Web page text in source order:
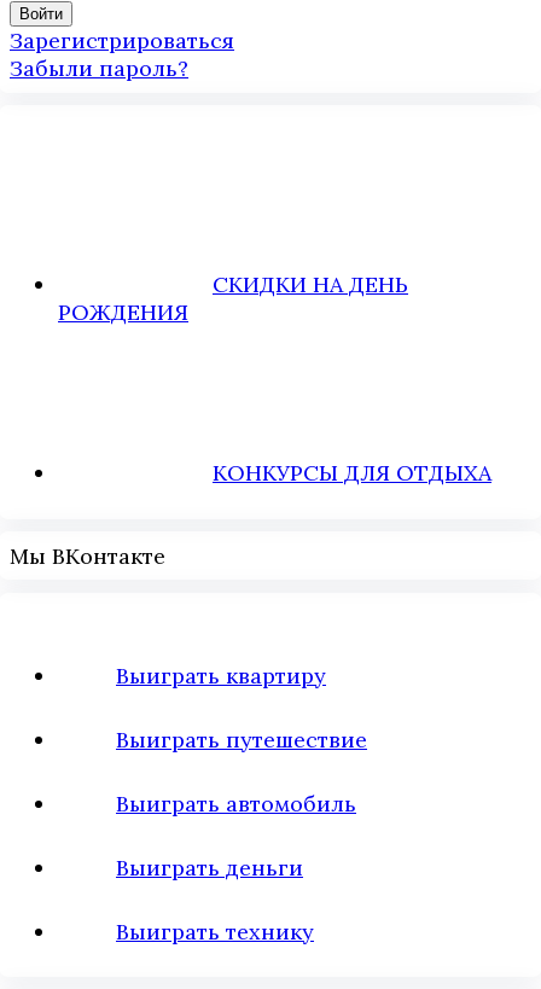
Зарегистрироваться
Забыли пароль?
СКИДКИ НА ДЕНЬ
РОЖДЕНИЯ
КОНКУРСЫ ДЛЯ ОТДЫХА
Мы ВКонтакте
Выиграть квартиру
Выиграть путешествие
Выиграть автомобиль
Выиграть деньги
Выиграть технику